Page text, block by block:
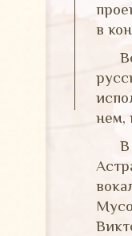
в
нем,
В